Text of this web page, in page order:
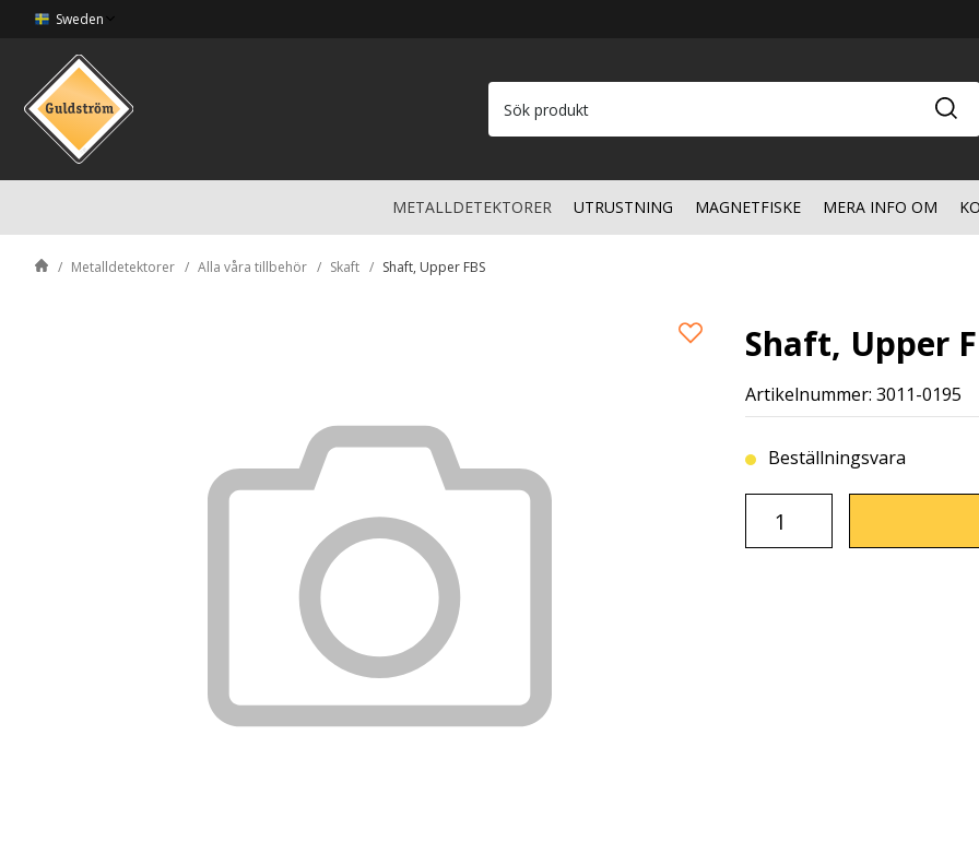
Sweden
METALLDETEKTORER UTRUSTNING MAGNETFISKE MERA INFO OM
Metalldetektorer Alla våra tillbehör Skaft Shaft, Upper FBS
Shaft, Upper
Artikelnummer: 3011-0195
Beställningsvara